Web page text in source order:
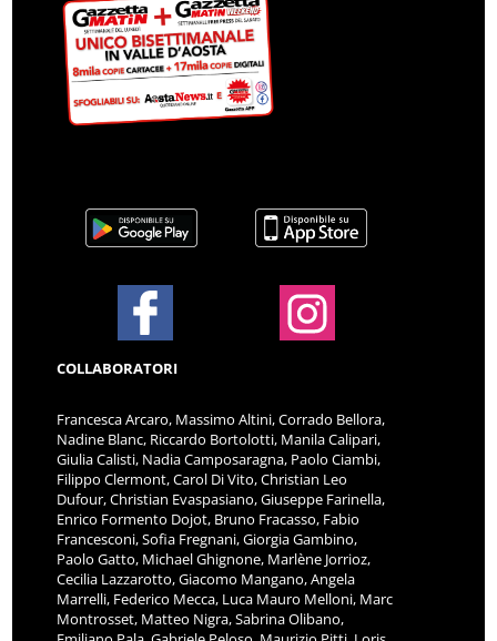
COLLABORATORI
Francesca Arcaro, Massimo Altini, Corrado Bellora,
Nadine Blanc, Riccardo Bortolotti, Manila Calipari,
Giulia Calisti, Nadia Camposaragna, Paolo Ciambi,
Filippo Clermont, Carol Di Vito, Christian Leo
Dufour, Christian Evaspasiano, Giuseppe Farinella,
Enrico Formento Dojot, Bruno Fracasso, Fabio
Francesconi, Sofia Fregnani, Giorgia Gambino,
Paolo Gatto, Michael Ghignone, Marlène Jorrioz,
Cecilia Lazzarotto, Giacomo Mangano, Angela
Marrelli, Federico Mecca, Luca Mauro Melloni, Marc
Montrosset, Matteo Nigra, Sabrina Olibano,